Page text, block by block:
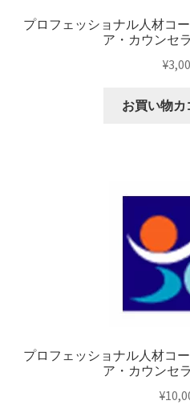
プロフェッショナル人材コ
ア・カウンセ
¥
お買い物カ
プロフェッショナル人材コ
ア・カウンセ
¥